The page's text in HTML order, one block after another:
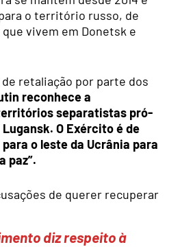
o território russo, de
vivem em Donetsk e
retaliação por parte dos
reconhece a
separatistas pró-
O Exército é de
o leste da Ucrânia para
paz”.
de querer recuperar
diz respeito à